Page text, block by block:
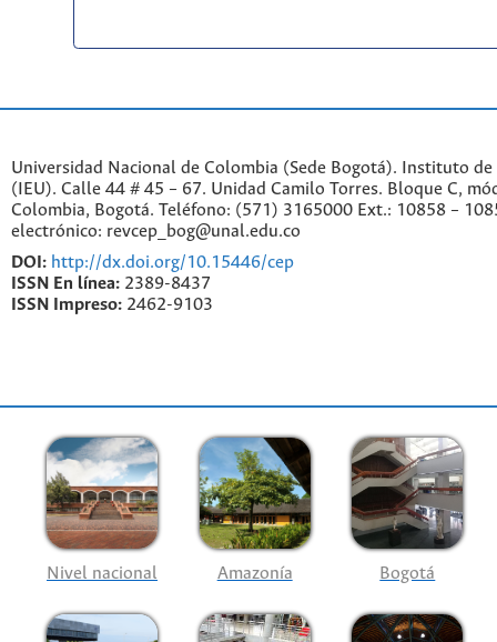
Universidad Nacional de Colombia (Sede Bogotá). Instituto
(IEU). Calle 44 # 45 – 67. Unidad Camilo Torres. Bloque C,
Colombia, Bogotá. Teléfono: (571) 3165000 Ext.: 10858 –
electrónico: revcep_bog@unal.edu.co
DOI: http://dx.doi.org/10.15446/cep
ISSN En línea: 2389-8437
ISSN Impreso: 2462-9103
Nivel nacional Amazonía Bogotá